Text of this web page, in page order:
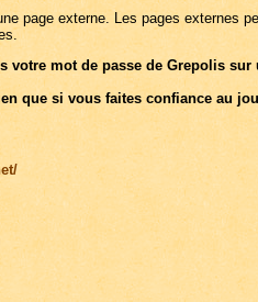
page externe. Les pages externes
votre mot de passe de Grepolis
que si vous faites confiance au